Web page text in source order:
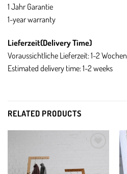
1 Jahr Garantie
1-year warranty
Lieferzeit(Delivery Time)
Voraussichtliche Lieferzeit: 1-2 Wochen
Estimated delivery time: 1-2 weeks
RELATED PRODUCTS